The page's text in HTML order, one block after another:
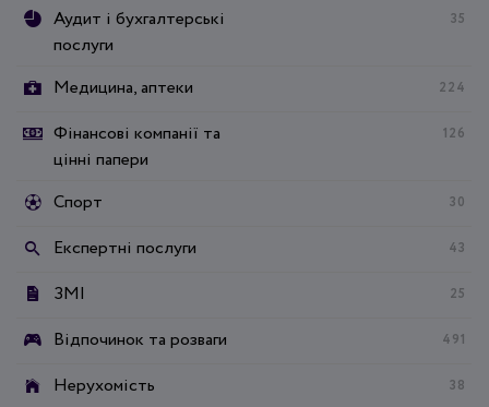
Аудит і бухгалтерські
послуги
35
Медицина, аптеки 224
Фінансові компанії та
цінні папери
126
Спорт 30
Експертні послуги 43
ЗМІ 25
Відпочинок та розваги 491
Нерухомість 38